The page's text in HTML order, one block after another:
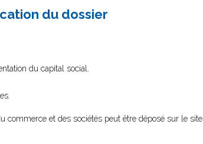
du dossier
du capital social.
commerce et des sociétés peut être déposé sur le site